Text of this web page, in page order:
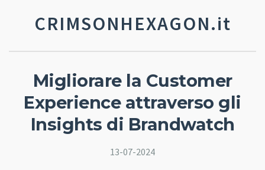
CRIMSONHEXAGON.it
Migliorare la Customer
Experience attraverso gli
Insights di Brandwatch
13-07-2024